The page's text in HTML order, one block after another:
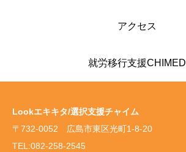
アクセス
就労移行支援CHIMED
Lookエキキタ/選択支援チャイム
〒732-0052 広島市東区光町1-8-20
TEL:082-258-2545